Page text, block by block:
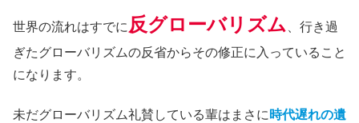
世界の流れはすでに 反グローバリズム
、行き過
ぎたグローバリズムの反省からその修正に入っていること
になります。
未だグローバリズム礼賛している輩はまさに 時代遅れの遺